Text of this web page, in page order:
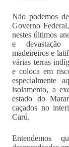
Não podemos
Governo
nestes últimos
e devastação
madeireiros e
várias terras
e coloca em
especialmente
isolamento, a
estado do
caçados no
Carú.
Entendemos